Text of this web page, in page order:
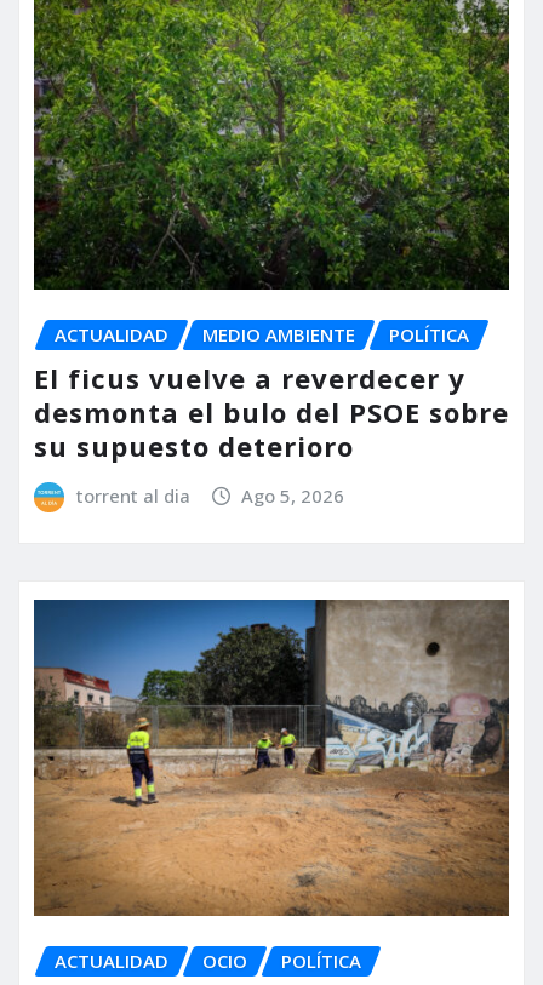
ACTUALIDAD MEDIO AMBIENTE POLÍTICA
El ficus vuelve a reverdecer y
desmonta el bulo del PSOE sobre
su supuesto deterioro
torrent al dia Ago 5, 2026
ACTUALIDAD OCIO POLÍTICA